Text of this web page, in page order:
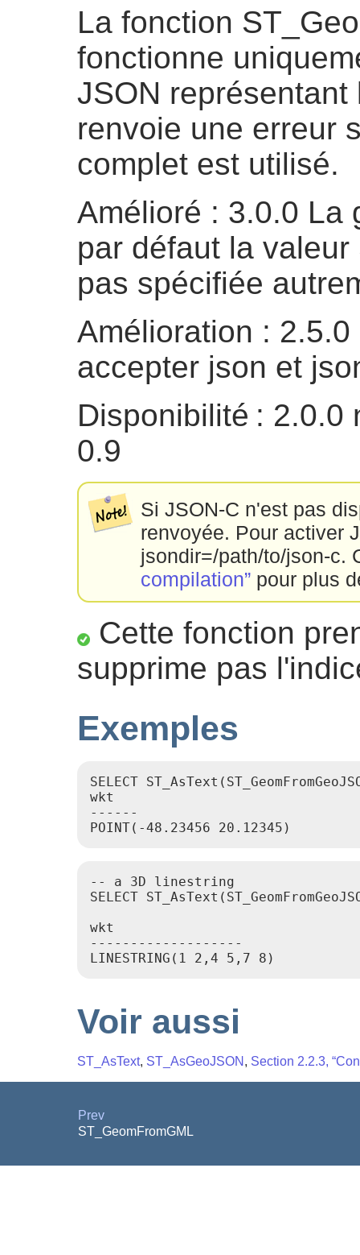
La fonction
fonctionne
JSON
renvoie une erreur
complet est utilisé.
Amélioré : 3.0.0 La
par défaut la
pas spécifiée
Amélioration :
accepter json et
Disponibilité : 2.0.0
0.9
Si JSON-C n'est pas
renvoyée. Pour activer
jsondir=/path/to/json-c.
compilation” pour plus
Cette fonction
supprime pas
Exemples
SELECT
wkt
------
-- a 3D linestring
SELECT
wkt
-------------------
Voir aussi
ST_AsText, ST_AsGeoJSON , Section 2.2.3,
Prev
ST_GeomFromGML